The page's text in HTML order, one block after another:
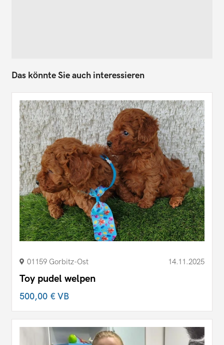
Das könnte Sie auch interessieren
01159 Gorbitz-​Ost 14.11.2025
Toy pudel welpen
500,00 €VB